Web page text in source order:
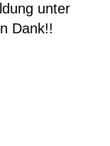
unter
Dank!!